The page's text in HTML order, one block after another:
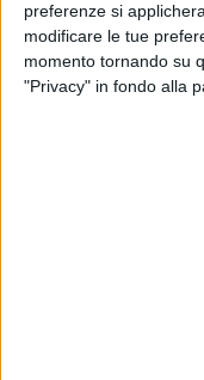
preferenze si
modificare le tue
momento tornando su
"Privacy" in fondo alla
trascina e
dagli altri lavori di
scritto in prima
uno spaccato di